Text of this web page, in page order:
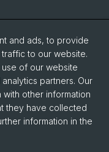
and ads, to provide
to our website.
of our website
partners. Our
with other information
they have collected
information in the